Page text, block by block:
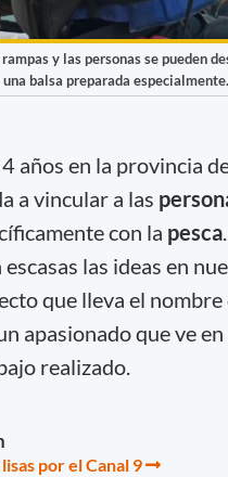
y las personas se pueden
balsa preparada especialmente.
años en la provincia
a vincular a las
con la pesca
las ideas en
que lleva el nombre
apasionado que ve
realizado.
por el Canal 9